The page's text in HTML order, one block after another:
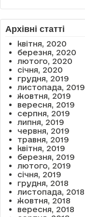
Архівні статті
квітня, 2020
березня, 2020
лютого, 2020
січня, 2020
грудня, 2019
листопада, 2019
жовтня, 2019
вересня, 2019
серпня, 2019
липня, 2019
червня, 2019
травня, 2019
квітня, 2019
березня, 2019
лютого, 2019
січня, 2019
грудня, 2018
листопада, 2018
жовтня, 2018
вересня, 2018